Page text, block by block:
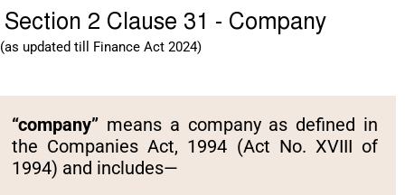
Section 2 Clause 31 - Company
(as updated till Finance Act 2024)
“company” means a company as defined in
the Companies Act, 1994 (Act No. XVIII of
1994) and includes—